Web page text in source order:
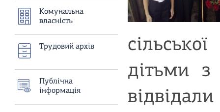
Комунальна
власнiсть
Трудовий архiв
Публiчна
iнформацiя
дітьми
відвідали